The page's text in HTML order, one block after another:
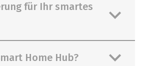
sondern auch
moderner
für Ihr smartes
Home Hub?